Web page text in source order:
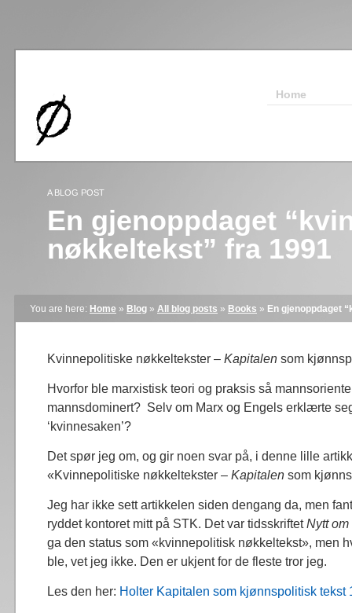
Home
A BLOG POST
En gjenoppdaget
nøkkeltekst” fra 1991
You are here: Home » Blog » All blog posts » Books » En gjenoppdaget
Kvinnepolitiske nøkkeltekster – Kapitalen som
Hvorfor ble marxistisk teori og praksis så
mannsdominert? Selv om Marx og Engels erklærte
‘kvinnesaken’?
Det spør jeg om, og gir noen svar på, i denne lille
«Kvinnepolitiske nøkkeltekster – Kapitalen som
Jeg har ikke sett artikkelen siden dengang da, men
ryddet kontoret mitt på STK. Det var tidsskriftetNytt
ga den status som «kvinnepolitisk nøkkeltekst», men
ble, vet jeg ikke. Den er ukjent for de fleste tror jeg.
Les den her: Holter Kapitalen som kjønnspolitisk tekst